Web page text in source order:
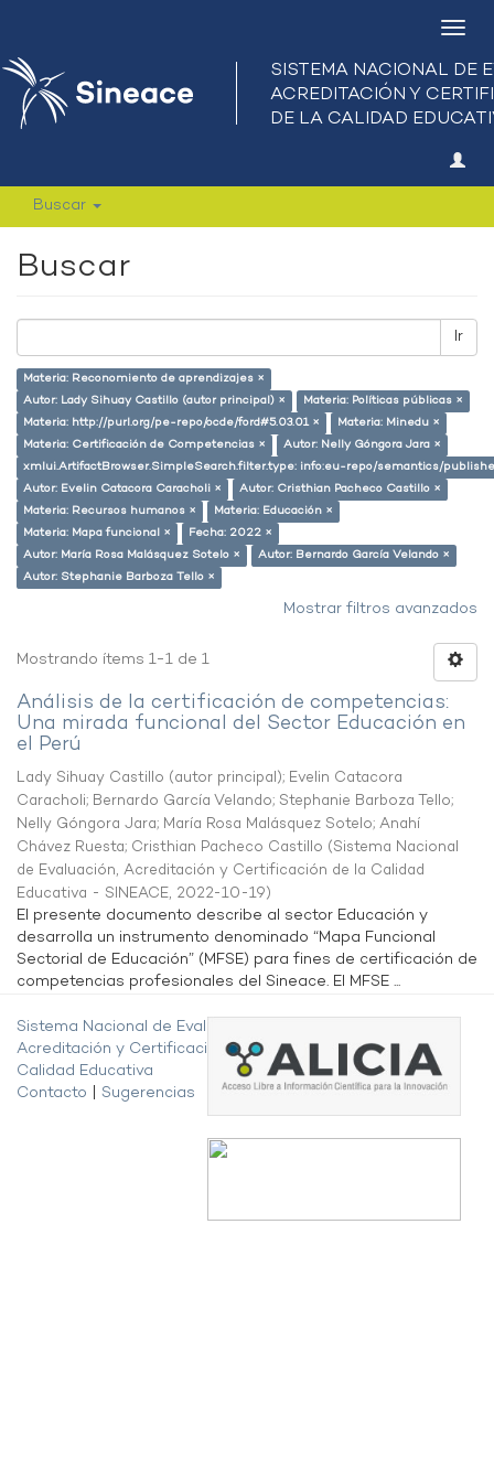
Buscar
Buscar
Ir
Materia: Reconomiento de aprendizajes ×
Autor: Lady Sihuay Castillo (autor principal) ×
Materia: Políticas públicas ×
Materia: http://purl.org/pe-repo/ocde/ford#5.03.01 ×
Materia: Minedu ×
Materia: Certificación de Competencias ×
Autor: Nelly Góngora Jara ×
xmlui.ArtifactBrowser.SimpleSearch.filter.type: info:eu-repo/semantics/
Autor: Evelin Catacora Caracholi ×
Autor: Cristhian Pacheco Castillo ×
Materia: Recursos humanos ×
Materia: Educación ×
Materia: Mapa funcional ×
Fecha: 2022 ×
Autor: María Rosa Malásquez Sotelo ×
Autor: Bernardo García Velando ×
Autor: Stephanie Barboza Tello ×
Mostrar filtros avanzados
Mostrando ítems 1-1 de 1
Análisis de la certificación de competencias:
Una mirada funcional del Sector Educación en
el Perú
Lady Sihuay Castillo (autor principal); Evelin Catacora
Caracholi; Bernardo García Velando; Stephanie Barboza Tello;
Nelly Góngora Jara; María Rosa Malásquez Sotelo; Anahí
Chávez Ruesta; Cristhian Pacheco Castillo (Sistema Nacional
de Evaluación, Acreditación y Certificación de la Calidad
Educativa - SINEACE, 2022-10-19)
El presente documento describe al sector Educación y
desarrolla un instrumento denominado “Mapa Funcional
Sectorial de Educación” (MFSE) para fines de certificación de
competencias profesionales del Sineace. El MFSE ...
Sistema Nacional de Evaluación,
Acreditación y Certificación de la
Calidad Educativa
Contacto
Sugerencias